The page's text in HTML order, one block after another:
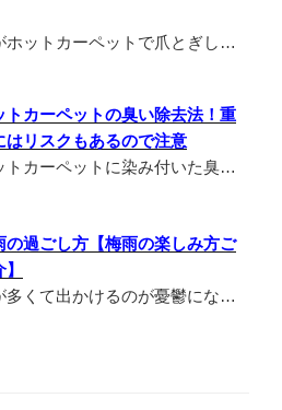
ホットカーペットで爪とぎし…
トカーペットの臭い除去法！重
はリスクもあるので注意
トカーペットに染み付いた臭…
の過ごし方【梅雨の楽しみ方ご
多くて出かけるのが憂鬱にな…